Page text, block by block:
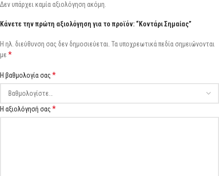
Δεν υπάρχει καμία αξιολόγηση ακόμη.
Κάνετε την πρώτη αξιολόγηση για το προϊόν: “Κοντάρι Σημαίας”
Η ηλ. διεύθυνση σας δεν δημοσιεύεται. Τα υποχρεωτικά πεδία σημειώνονται
με *
Η βαθμολογία σας *
Η αξιολόγησή σας *